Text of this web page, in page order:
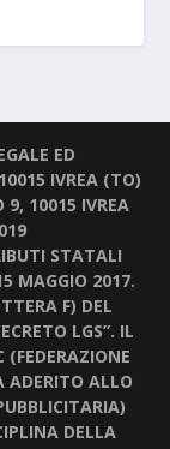
ED
IVREA (TO)
9, 10015 IVREA
STATALI
MAGGIO 2017.
F) DEL
LGS”. IL
(FEDERAZIONE
ALLO
DELLA